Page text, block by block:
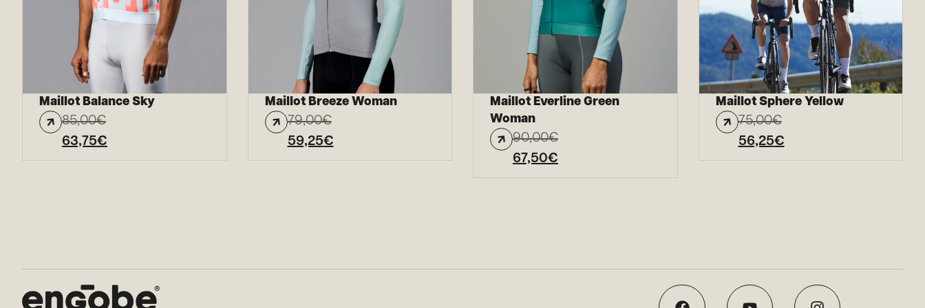
Maillot Balance Sky
85,00€
63,75€
Maillot Breeze Woman
79,00€
59,25€
Maillot Everline Green
Woman
90,00€
67,50€
Maillot Sphere Yellow
75,00€
56,25€